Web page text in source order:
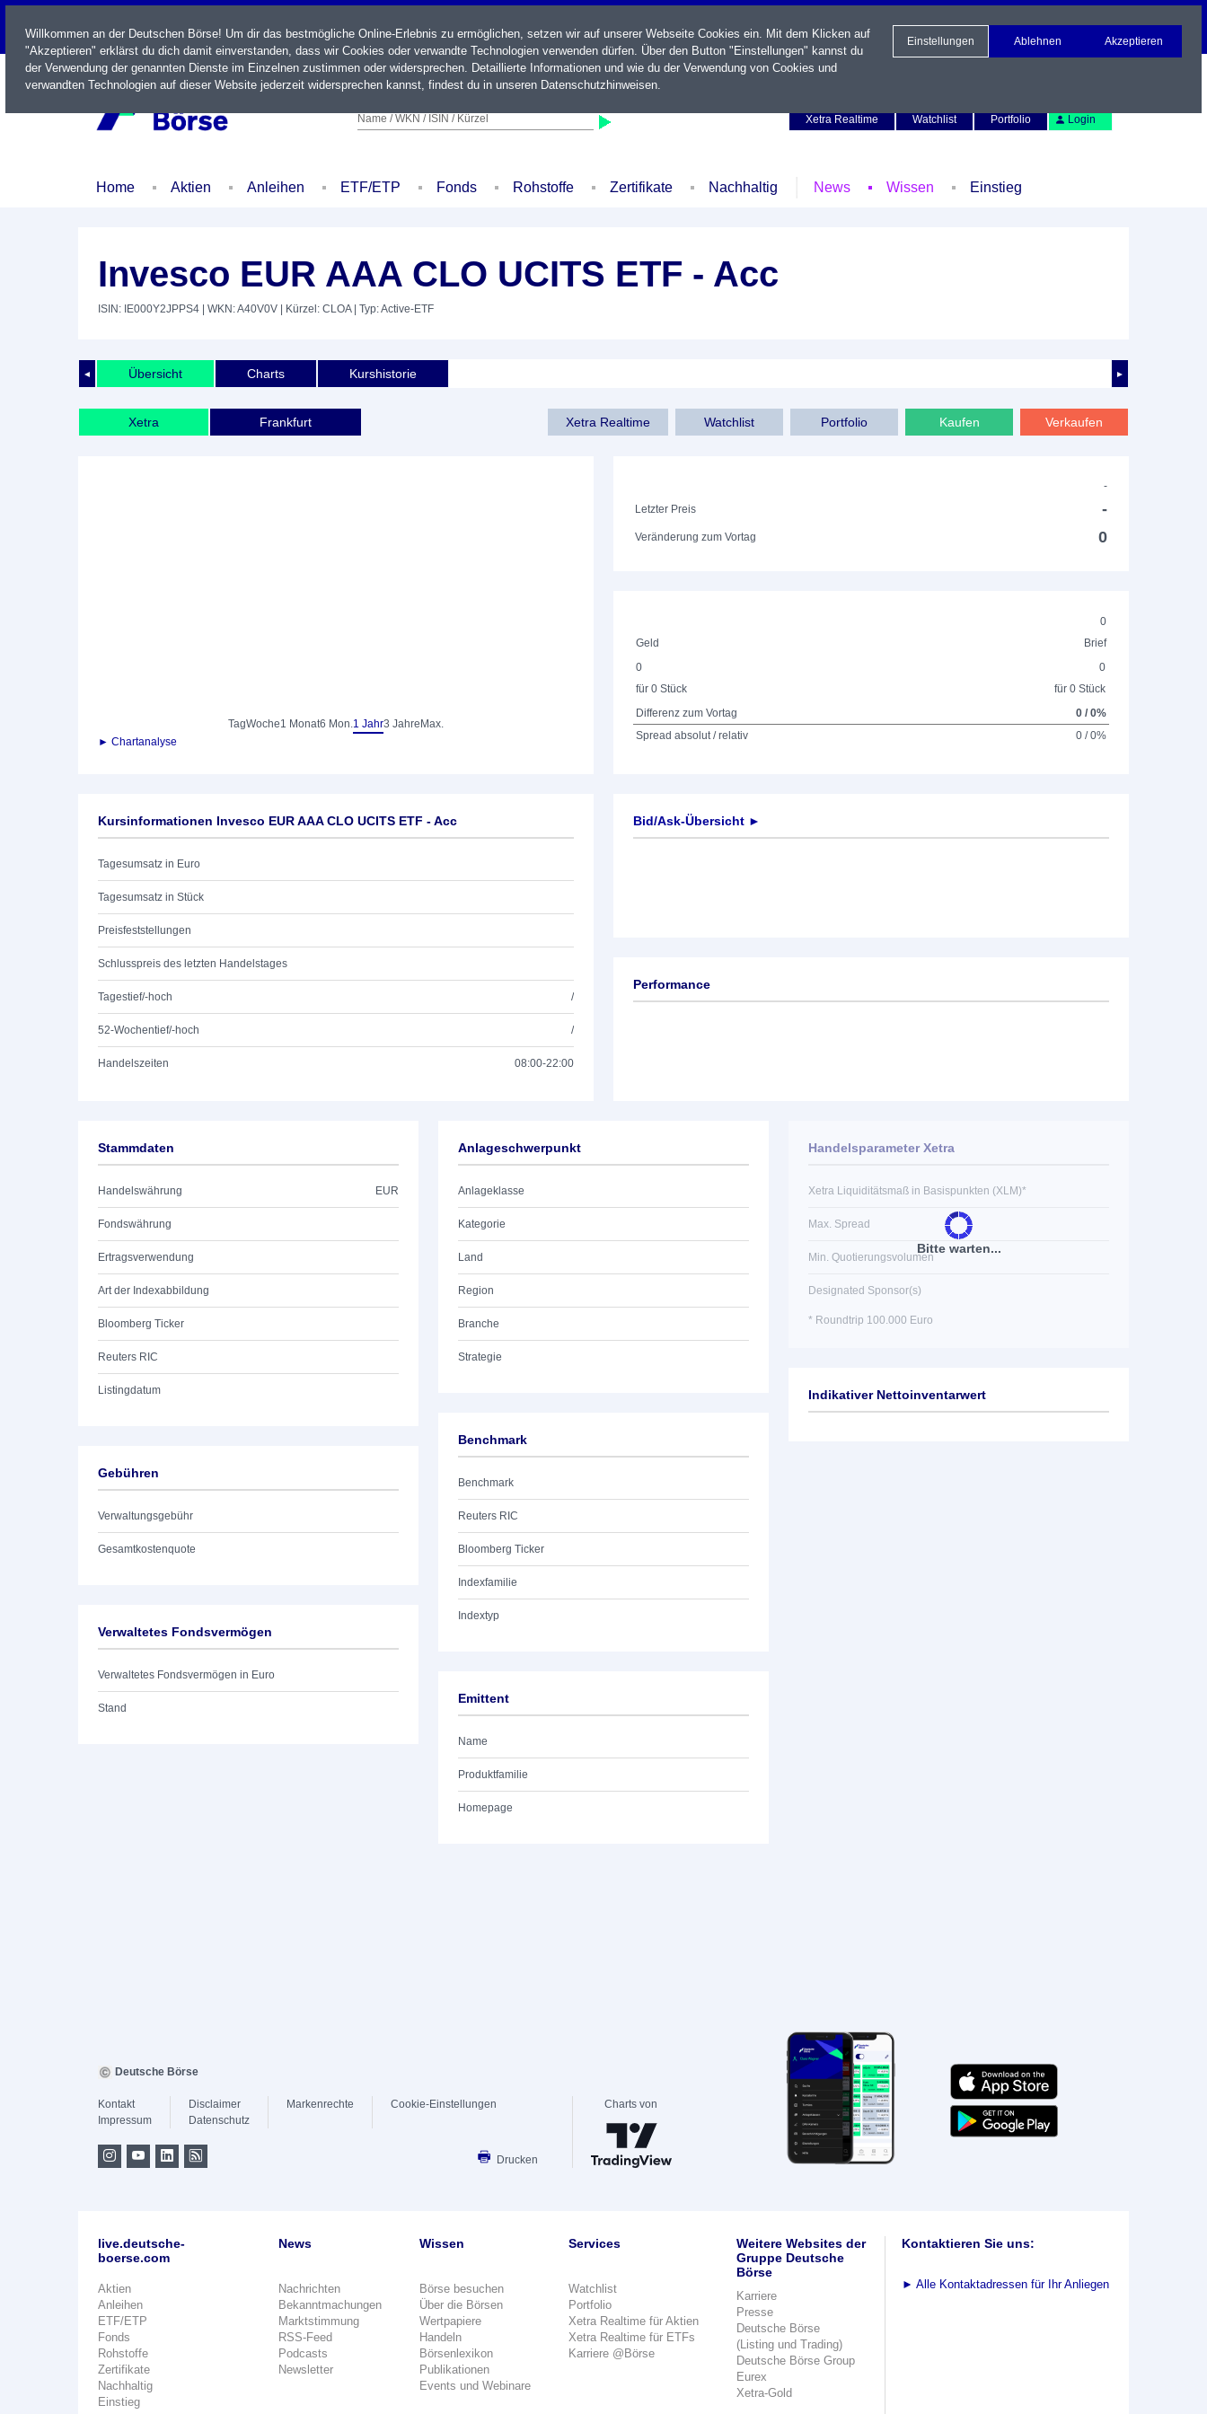
LIVE
Name / WKN / ISIN / Kürzel
Xetra Realtime
Watchlist Portfolio Login
Home Aktien Anleihen ETF/ETP Fonds Rohstoffe Zertifikate Nachhaltig News Wissen Einstieg
Invesco EUR AAA CLO UCITS ETF - Acc
ISIN: IE000Y2JPPS4 | WKN: A40V0V | Kürzel: CLOA| Typ: Active-ETF
◄ ►
Übersicht Charts Kurshistorie
Xetra Frankfurt Xetra Realtime Watchlist Portfolio Kaufen Verkaufen
TagWoche1 Monat6 Mon.1 Jahr3 Jahre Max.
► Chartanalyse
-
Letzter Preis
-
Veränderung zum Vortag 0
0
Geld
Brief
0
für 0 Stück
0
für 0 Stück
Differenz zum Vortag
0 / 0%
Spread absolut / relativ
0 / 0%
Kursinformationen Invesco EUR AAA CLO UCITS ETF - Acc
Tagesumsatz in Euro
Tagesumsatz in Stück
Preisfeststellungen
Schlusspreis des letzten Handelstages
Tagestief/-hoch /
52-Wochentief/-hoch /
Handelszeiten 08:00-22:00
Bid/Ask-Übersicht ►
Performance
Stammdaten
Handelswährung EUR
Fondswährung
Ertragsverwendung
Art der Indexabbildung
Bloomberg Ticker
Reuters RIC
Listingdatum
Gebühren
Verwaltungsgebühr
Gesamtkostenquote
Verwaltetes Fondsvermögen
Verwaltetes Fondsvermögen in Euro
Stand
Anlageschwerpunkt
Anlageklasse
Kategorie
Land
Region
Branche
Strategie
Benchmark
Benchmark
Reuters RIC
Bloomberg Ticker
Indexfamilie
Indextyp
Emittent
Name
Produktfamilie
Homepage
Bitte warten...
Handelsparameter Xetra
Xetra Liquiditätsmaß in Basispunkten (XLM)*
Max. Spread
Min. Quotierungsvolumen
Designated Sponsor(s)
* Roundtrip 100.000 Euro
Indikativer Nettoinventarwert
Willkommen an der Deutschen Börse! Um dir das bestmögliche Online-Erlebnis zu ermöglichen, setzen wir auf unserer Webseite Cookies ein. Mit dem Klicken auf
"Akzeptieren" erklärst du dich damit einverstanden, dass wir Cookies oder verwandte Technologien verwenden dürfen. Über den Button "Einstellungen" kannst du
der Verwendung der genannten Dienste im Einzelnen zustimmen oder widersprechen. Detaillierte Informationen und wie du der Verwendung von Cookies und
verwandten Technologien auf dieser Website jederzeit widersprechen kannst, findest du in unseren Datenschutzhinweisen.
Einstellungen Ablehnen Akzeptieren
Deutsche Börse
Kontakt
Impressum
Disclaimer
Datenschutz
Markenrechte Cookie-Einstellungen
Drucken
Charts von
live.deutsche-
boerse.com
Aktien
Anleihen
ETF/ETP
Fonds
Rohstoffe
Zertifikate
Nachhaltig
Einstieg
News
Nachrichten
Bekanntmachungen
Marktstimmung
RSS-Feed
Podcasts
Newsletter
Wissen
Börse besuchen
Über die Börsen
Wertpapiere
Handeln
Börsenlexikon
Publikationen
Events und Webinare
Services
Watchlist
Portfolio
Xetra Realtime für Aktien
Xetra Realtime für ETFs
Karriere @Börse
Weitere Websites der
Gruppe Deutsche
Börse
Karriere
Presse
Deutsche Börse
(Listing und Trading)
Deutsche Börse Group
Eurex
Xetra-Gold
Kontaktieren Sie uns:
► Alle Kontaktadressen für Ihr Anliegen